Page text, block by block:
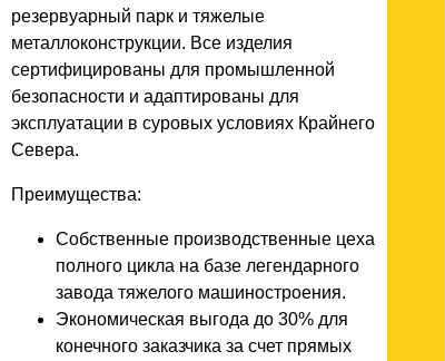
резервуарный парк и тяжелые
металлоконструкции. Все изделия
сертифицированы для промышленной
безопасности и адаптированы для
эксплуатации в суровых условиях Крайнего
Севера.
Преимущества:
Собственные производственные цеха
полного цикла на базе легендарного
завода тяжелого машиностроения.
Экономическая выгода до 30% для
конечного заказчика за счет прямых